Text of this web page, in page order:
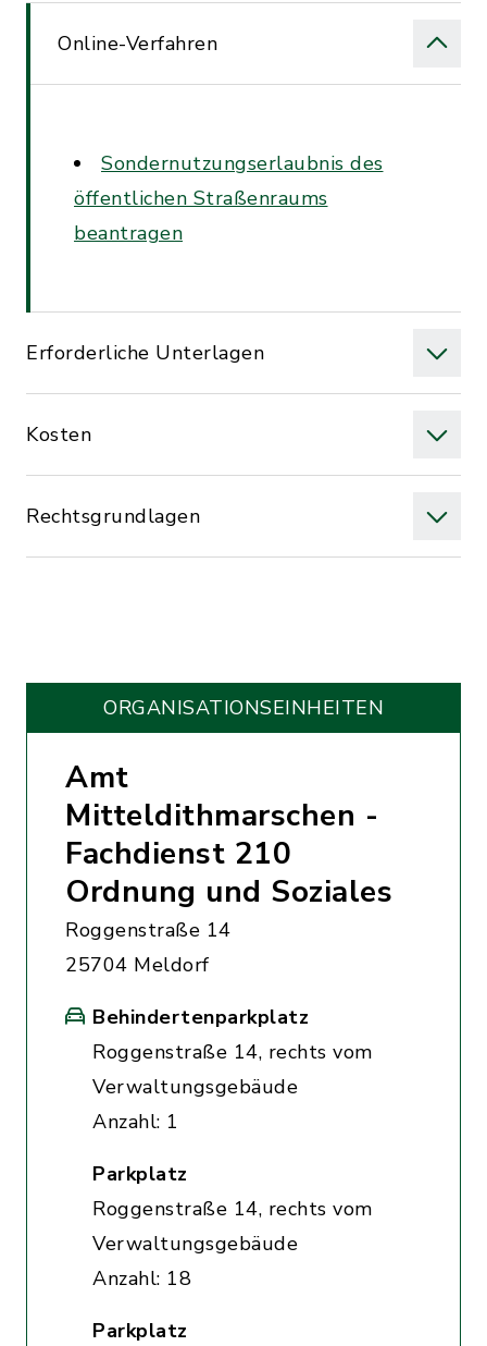
Online-Verfahren
Sondernutzungserlaubnis des
öffentlichen Straßenraums
beantragen
Erforderliche Unterlagen
Kosten
Rechtsgrundlagen
ORGANISATIONS­EINHEITEN
Amt
Mitteldithmarschen -
Fachdienst 210
Ordnung und Soziales
Roggenstraße 14
25704 Meldorf
Behindertenparkplatz
Roggenstraße 14, rechts vom
Verwaltungsgebäude
Anzahl: 1
Parkplatz
Roggenstraße 14, rechts vom
Verwaltungsgebäude
Anzahl: 18
Parkplatz